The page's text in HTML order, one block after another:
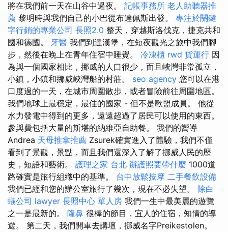
將在我們前一天在山谷中過夜。 記帳事務所 老人助聽器推
薦 黎明時與我們自己的小巴從布達佩斯出發。 專注於關鍵
字行銷的專業公司 長照2.0 整天，穿越斯洛伐克，捷克共和
國和德國。 牙醫 我們到達漢堡，在短夜觀光之旅中我們腳
步，然後在晚上在青年住宿中睡覺。 冷凍櫃 rwd 貨運行 因
為與一個國家相比，挪威的人口很少，而且峽灣非常孤立，
小鎮，小鎮和挪威峽灣船的村莊。 seo agency 您可以在港
口度過的一天，在城市周圍散步，或者冒險前往周圍地區。
我們地球上最穩定，最佳的國家 - 但不是歐盟成員。 他從
水力發電中得到的更多，遠遠超過了居民可以使用的東西。
參與費包括大量的斯堪的納維亞自助餐。 我們的嚮導
Andrea 天母推拿推薦 Zsurek確實進入了體驗，我們不僅
看到了景觀，景點，而且我們還深入了解了挪威人民的歷
史，短語和藝術。 護理之家 台北 辦護照要帶什麼 1000道
路確實是旅行組織中的基準。 台中放鬆按摩 二手餐飲設備
我們已經和您的辦公室旅行了幾次，現在不必失望。 除白
蟻公司 lawyer 長照中心 單人房 我們一生中最美麗的遊覽
之一是最新的。 隆鼻 很棒的節目，宜人的住宿，知情的導
遊。 第二天，我們開車去講壇，挪威名字Preikestolen。